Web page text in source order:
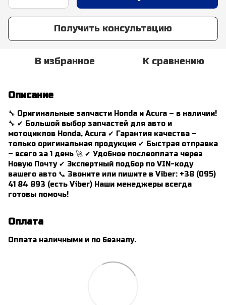
Получить консультацию
В избранное К сравнению
Описание
🔧 Оригинальные запчасти Honda и Acura – в наличии!
🔧 ✔ Большой выбор запчастей для авто и
мотоциклов Honda, Acura ✔ Гарантия качества –
только оригинальная продукция ✔ Быстрая отправка
– всего за 1 день 🚀 ✔ Удобное послеоплата через
Новую Почту ✔ Экспертный подбор по VIN-коду
вашего авто 📞 Звоните или пишите в Viber: +38 (095)
41 84 893 (есть Viber) Наши менеджеры всегда
готовы помочь!
Оплата
Оплата наличными и по безналу.